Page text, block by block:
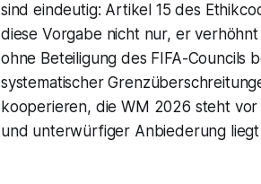
sind eindeutig: Artikel 15 des
diese Vorgabe nicht nur, er
ohne Beteiligung des FIFA-Councils
systematischer
kooperieren, die WM 2026 steht
und unterwürfiger Anbiederung